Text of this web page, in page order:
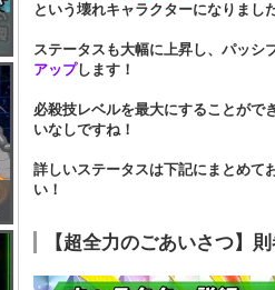
という壊れキャラクターになりまし
ステータスも大幅に上昇し、パッシ
アップします！
必殺技レベルを最大にすることがで
いなしですね！
詳しいステータスは下記にまとめて
い！
【超全力のごあいさつ】